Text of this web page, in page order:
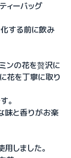
ィーバッグ
する前に飲み
ンの花を贅沢に
花を丁寧に取り
。
味と香りがお楽
しました。